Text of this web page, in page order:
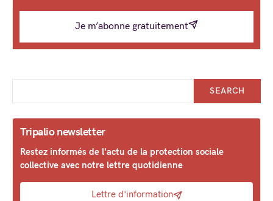
Je m’abonne gratuitement
SEARCH
Tripalio newsletter
Restez informés de l'actu de la protection sociale
collective avec notre lettre quotidienne
Lettre d'information